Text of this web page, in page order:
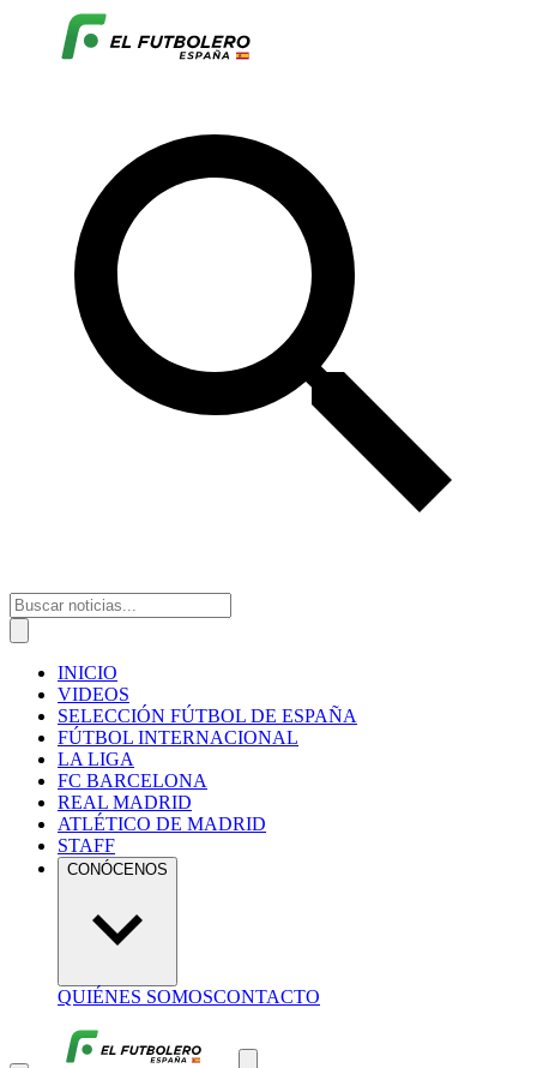
INICIO
VIDEOS
SELECCIÓN FÚTBOL DE ESPAÑA
FÚTBOL INTERNACIONAL
LA LIGA
FC BARCELONA
REAL MADRID
ATLÉTICO DE MADRID
STAFF
CONÓCENOS
QUIÉNES SOMOSCONTACTO